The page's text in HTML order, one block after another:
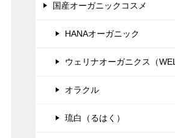
国産オーガニックコスメ
HANAオーガニック
ウェリナオーガニクス（
オラクル
琉白（るはく）